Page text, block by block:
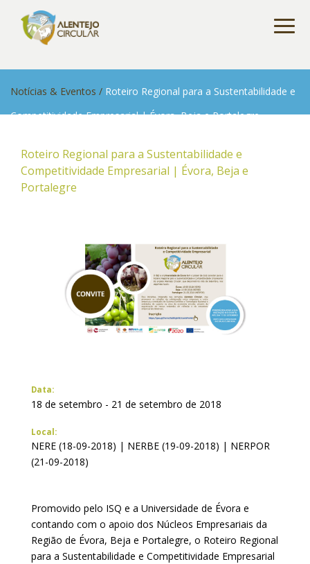
Notícias & Eventos / Roteiro Regional para a Sustentabilidade e
Competitividade Empresarial | Évora, Beja e Portalegre
Roteiro Regional para a Sustentabilidade e
Competitividade Empresarial | Évora, Beja e
Portalegre
Data:
18 de setembro - 21 de setembro de 2018
Local:
NERE (18-09-2018) | NERBE (19-09-2018) | NERPOR
(21-09-2018)
Promovido pelo ISQ e a Universidade de Évora e
contando com o apoio dos Núcleos Empresariais da
Região de Évora, Beja e Portalegre, o Roteiro Regional
para a Sustentabilidade e Competitividade Empresarial